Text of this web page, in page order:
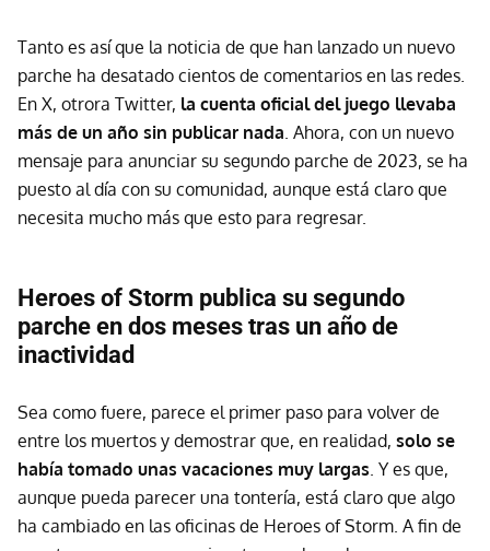
Tanto es así que la noticia de que han lanzado un nuevo
parche ha desatado cientos de comentarios en las redes.
En X, otrora Twitter, la cuenta oficial del juego llevaba
más de un año sin publicar nada. Ahora, con un nuevo
mensaje para anunciar su segundo parche de 2023, se ha
puesto al día con su comunidad, aunque está claro que
necesita mucho más que esto para regresar.
Heroes of Storm publica su segundo
parche en dos meses tras un año de
inactividad
Sea como fuere, parece el primer paso para volver de
entre los muertos y demostrar que, en realidad, solo se
había tomado unas vacaciones muy largas. Y es que,
aunque pueda parecer una tontería, está claro que algo
ha cambiado en las oficinas de Heroes of Storm. A fin de